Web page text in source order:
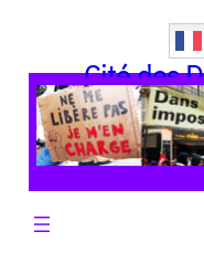
contenu Cité des